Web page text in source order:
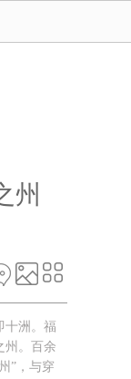
州
十洲。福
州。百余
”，与穿